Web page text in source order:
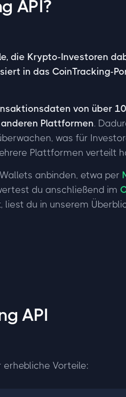
API?
die Krypto-Investoren
in das CoinTracking-
von über
Plattformen.
was für
Plattformen verteilt
anbinden, etwa per
du anschließend im
liest du in unserem
API
erhebliche Vorteile: